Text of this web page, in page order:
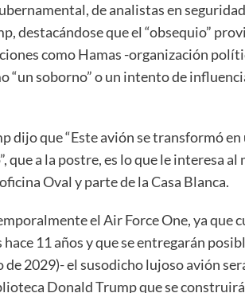
de analistas en
destacándose que el “obsequio”
como Hamas -organización
“un soborno” o un intento de
dijo que “Este avión se transformó
que a la postre, es lo que le interesa
Oval y parte de la Casa Blanca.
el Air Force One, ya que
11 años y que se entregarán
de 2029)- el susodicho lujoso avión
Donald Trump que se